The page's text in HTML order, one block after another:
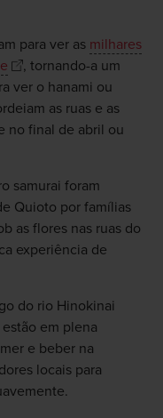
para ver as milhares
, tornando-a um
ver o hanami ou
as ruas e as
no final de abril ou
samurai foram
Quioto por famílias
as flores nas ruas do
experiência de
do rio Hinokinai
em plena
e beber na
locais para